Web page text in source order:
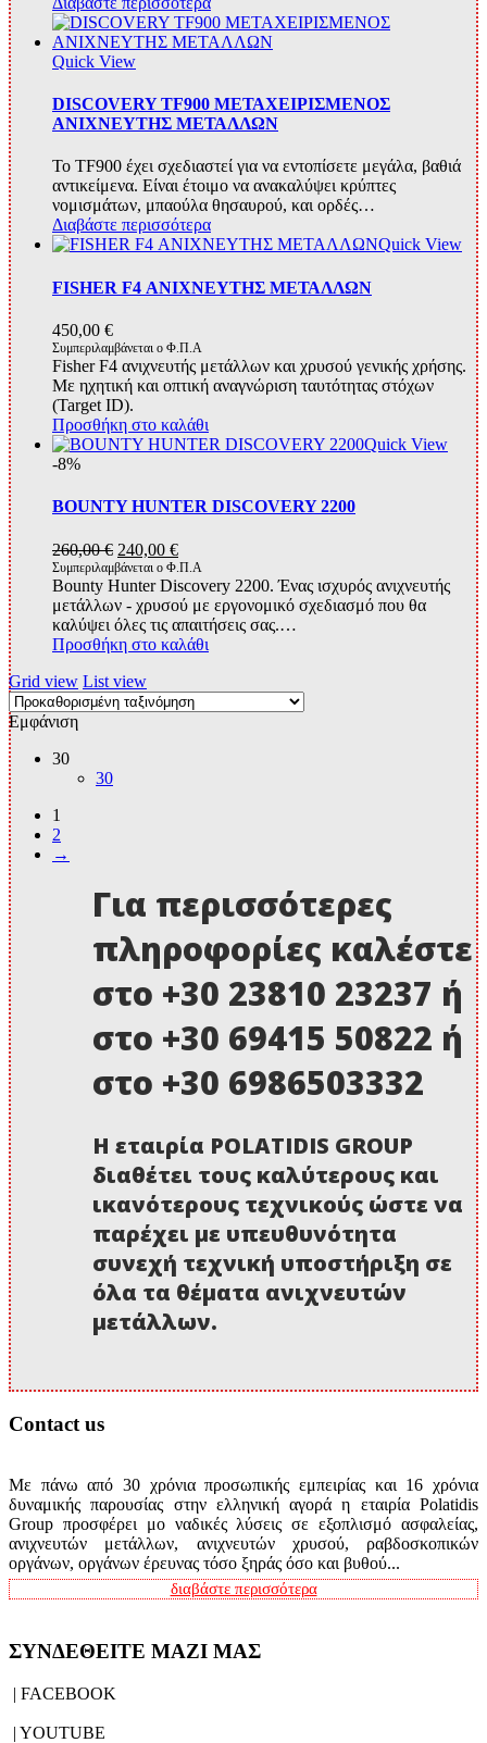
Quick View
DISCOVERY TF900 ΜΕΤΑΧΕΙΡΙΣΜΕΝΟΣ
ΑΝΙΧΝΕΥΤΗΣ ΜΕΤΑΛΛΩΝ
Το TF900 έχει σχεδιαστεί για να εντοπίσετε μεγάλα, βαθιά
αντικείμενα. Είναι έτοιμο να ανακαλύψει κρύπτες
νομισμάτων, μπαούλα θησαυρού, και ορδές…
Διαβάστε περισσότερα
Quick View
FISHER F4 ΑΝΙΧΝΕΥΤΗΣ ΜΕΤΑΛΛΩΝ
450,00 €
Συμπεριλαμβάνεται ο Φ.Π.Α
Fisher F4 ανιχνευτής μετάλλων και χρυσού γενικής χρήσης.
Με ηχητική και οπτική αναγνώριση ταυτότητας στόχων
(Target ID).
Προσθήκη στο καλάθι
Quick View
-8%
BOUNTY HUNTER DISCOVERY 2200
260,00€ Original
price
was:
260,00 €.
240,00 €Η
τρέχουσα
τιμή
είναι:
240,00 €.
Συμπεριλαμβάνεται ο Φ.Π.Α
Bounty Hunter Discovery 2200. Ένας ισχυρός ανιχνευτής
μετάλλων - χρυσού με εργονομικό σχεδιασμό που θα
καλύψει όλες τις απαιτήσεις σας.…
Προσθήκη στο καλάθι
Grid view List view
Εμφάνιση
30
30
1
2
→
Για περισσότερες
πληροφορίες καλέστε
στο +30 23810 23237 ή
στο +30 69415 50822 ή
στο +30 6986503332
Η εταιρία POLATIDIS GROUP
διαθέτει τους καλύτερους και
ικανότερους τεχνικούς ώστε να
παρέχει με υπευθυνότητα
συνεχή τεχνική υποστήριξη σε
όλα τα θέματα ανιχνευτών
μετάλλων.
Contact us
Με πάνω από 30 χρόνια προσωπικής εμπειρίας και 16 χρόνια
δυναμικής παρουσίας στην ελληνική αγορά η εταιρία Polatidis
Group προσφέρει μο ναδικές λύσεις σε εξοπλισμό ασφαλείας,
ανιχνευτών μετάλλων, ανιχνευτών χρυσού, ραβδοσκοπικών
οργάνων, οργάνων έρευνας τόσο ξηράς όσο και βυθού...
διαβάστε περισσότερα
ΣΥΝΔΕΘΕΙΤΕ ΜΑΖΙ ΜΑΣ
| FACEBOOK
| YOUTUBE